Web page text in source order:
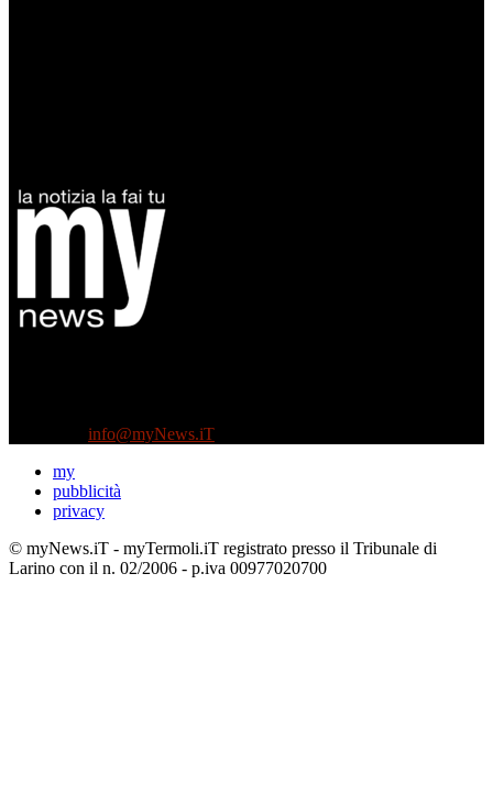
info@myNews.iT
my
pubblicità
privacy
© myNews.iT - myTermoli.iT registrato presso il Tribunale di
Larino con il n. 02/2006 - p.iva 00977020700